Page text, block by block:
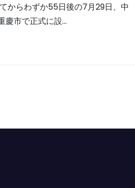
からわずか55日後の7月29日、中
慶市で正式に設…